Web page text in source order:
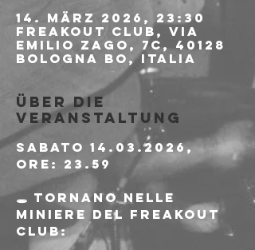
14. März 2026, 23:30
Freakout Club, Via
Emilio Zago, 7c, 40128
Bologna BO, Italia
Über die
Veranstaltung
Sabato 14.03.2026,
ore: 23.59
🕳️ Tornano nelle
miniere del Freakout
Club: